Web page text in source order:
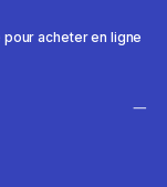
acheter en ligne